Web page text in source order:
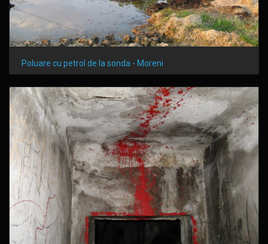
Poluare cu petrol de la sonda - Moreni